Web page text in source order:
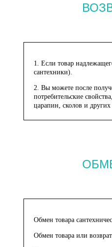
1. Если товар
сантехники).
2. Вы можете после
потребительские
царапин, сколов и
Обмен товара
Обмен товара или